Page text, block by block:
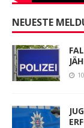
NEUESTE